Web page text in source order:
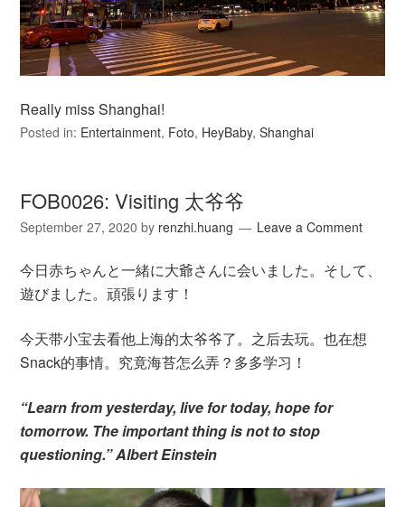
Really miss Shanghai!
Posted in: Entertainment, Foto, HeyBaby,Shanghai
FOB0026: Visiting 太爷爷
September 27, 2020 by renzhi.huang Leave a Comment
今日赤ちゃんと一緒に大爺さんに会いました。そして、
遊びました。頑張ります！
今天带小宝去看他上海的太爷爷了。之后去玩。也在想
Snack的事情。究竟海苔怎么弄？多多学习！
“Learn from yesterday, live for today, hope for
tomorrow. The important thing is not to stop
questioning.” Albert Einstein